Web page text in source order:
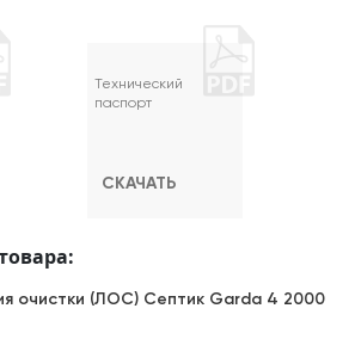
Технический
паспорт
СКАЧАТЬ
очистки (ЛОС) Септик Garda 4 2000